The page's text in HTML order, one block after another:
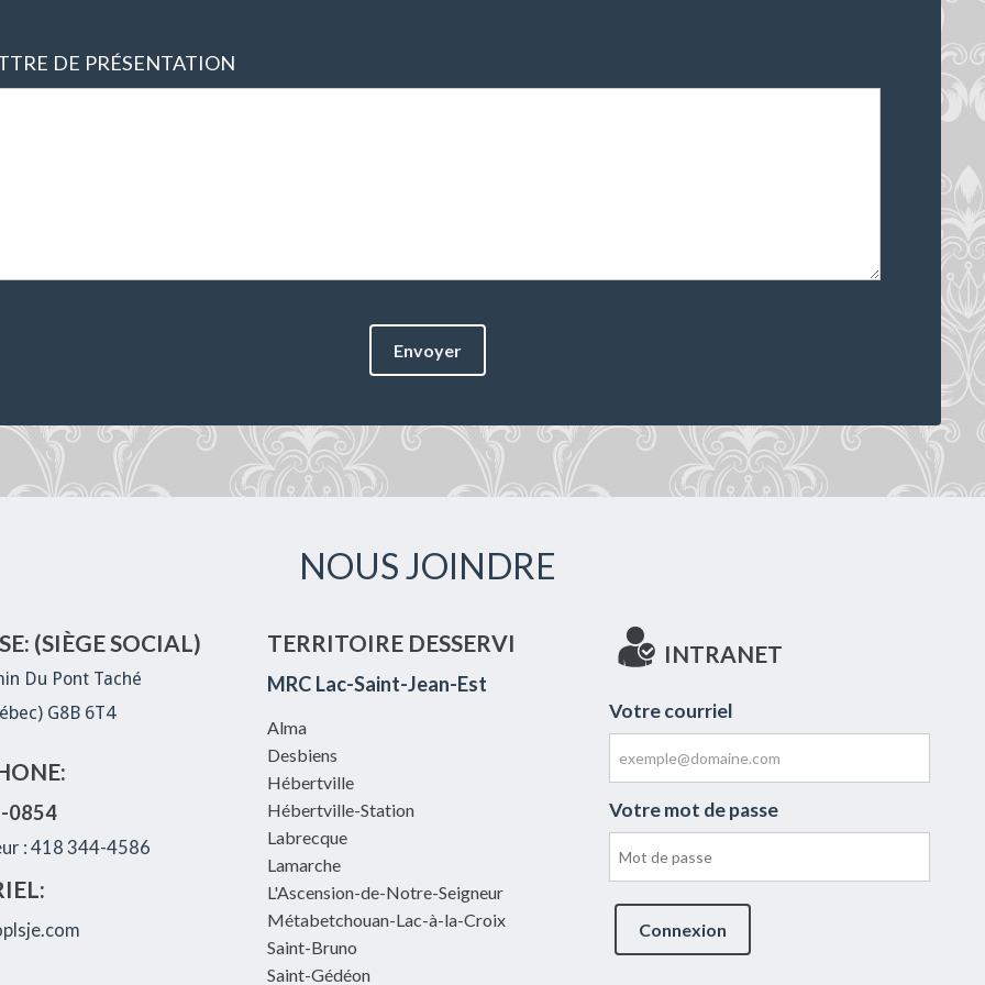
DE PRÉSENTATION
Envoyer
NOUS JOINDRE
(SIÈGE SOCIAL)
Du Pont Taché
G8B 6T4
0854
: 418 344-4586
TERRITOIRE DESSERVI
MRC Lac-Saint-Jean-Est
Alma
Desbiens
Hébertville
Hébertville-Station
Labrecque
Lamarche
L'Ascension-de-Notre-Seigneur
Métabetchouan-Lac-à-la-Croix
Saint-Bruno
Saint-Gédéon
INTRANET
Votre courriel
Votre mot de passe
Connexion